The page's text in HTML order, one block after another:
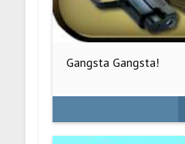
Gangsta Gangsta!